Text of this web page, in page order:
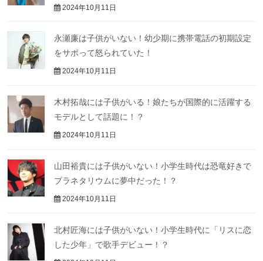
2024年10月11日
永瀬廉は子供がいない！幼少期に携帯電話の初期設定
をサボって怒られていた！
2024年10月11日
木村拓哉には子供がいる！娘たちが国際的に活躍する
モデルとして話題に！？
2024年10月11日
山田裕貴には子供がいない！小学生時代は恐竜好きで
プラネタリウムに夢中だった！？
2024年10月11日
北村匠海には子供がいない！小学生時代に「リスに恋
した少年」で歌手デビュー！？